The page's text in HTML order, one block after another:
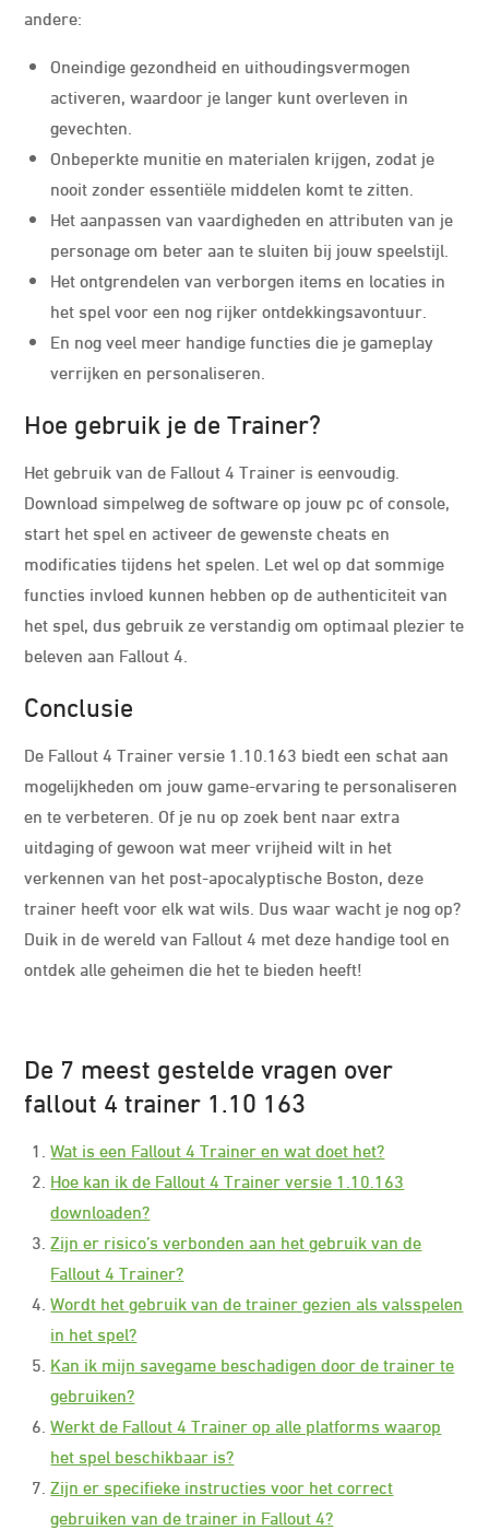
andere:
Oneindige gezondheid en uithoudingsvermogen
activeren, waardoor je langer kunt overleven in
gevechten.
Onbeperkte munitie en materialen krijgen, zodat je
nooit zonder essentiële middelen komt te zitten.
Het aanpassen van vaardigheden en attributen van je
personage om beter aan te sluiten bij jouw speelstijl.
Het ontgrendelen van verborgen items en locaties in
het spel voor een nog rijker ontdekkingsavontuur.
En nog veel meer handige functies die je gameplay
verrijken en personaliseren.
Hoe gebruik je de Trainer?
Het gebruik van de Fallout 4 Trainer is eenvoudig.
Download simpelweg de software op jouw pc of console,
start het spel en activeer de gewenste cheats en
modificaties tijdens het spelen. Let wel op dat sommige
functies invloed kunnen hebben op de authenticiteit van
het spel, dus gebruik ze verstandig om optimaal plezier te
beleven aan Fallout 4.
Conclusie
De Fallout 4 Trainer versie 1.10.163 biedt een schat aan
mogelijkheden om jouw game-ervaring te personaliseren
en te verbeteren. Of je nu op zoek bent naar extra
uitdaging of gewoon wat meer vrijheid wilt in het
verkennen van het post-apocalyptische Boston, deze
trainer heeft voor elk wat wils. Dus waar wacht je nog op?
Duik in de wereld van Fallout 4 met deze handige tool en
ontdek alle geheimen die het te bieden heeft!
De 7 meest gestelde vragen over
fallout 4 trainer 1.10 163
Wat is een Fallout 4 Trainer en wat doet het?
Hoe kan ik de Fallout 4 Trainer versie 1.10.163
downloaden?
Zijn er risico’s verbonden aan het gebruik van de
Fallout 4 Trainer?
Wordt het gebruik van de trainer gezien als valsspelen
in het spel?
Kan ik mijn savegame beschadigen door de trainer te
gebruiken?
Werkt de Fallout 4 Trainer op alle platforms waarop
het spel beschikbaar is?
Zijn er specifieke instructies voor het correct
gebruiken van de trainer in Fallout 4?